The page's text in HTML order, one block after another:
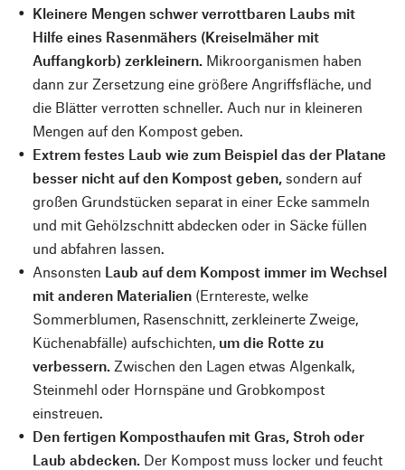
Kleinere Mengen schwer verrottbaren Laubs mit
Hilfe eines Rasenmähers (Kreiselmäher mit
Auffangkorb) zerkleinern. Mikroorganismen haben
dann zur Zersetzung eine größere Angriffsfläche, und
die Blätter verrotten schneller. Auch nur in kleineren
Mengen auf den Kompost geben.
Extrem festes Laub wie zum Beispiel das der Platane
besser nicht auf den Kompost geben, sondern auf
großen Grundstücken separat in einer Ecke sammeln
und mit Gehölzschnitt abdecken oder in Säcke füllen
und abfahren lassen.
Ansonsten Laub auf dem Kompost immer im Wechsel
mit anderen Materialien (Erntereste, welke
Sommerblumen, Rasenschnitt, zerkleinerte Zweige,
Küchenabfälle) aufschichten, um die Rotte zu
verbessern. Zwischen den Lagen etwas Algenkalk,
Steinmehl oder Hornspäne und Grobkompost
einstreuen.
Den fertigen Komposthaufen mit Gras, Stroh oder
Laub abdecken. Der Kompost muss locker und feucht